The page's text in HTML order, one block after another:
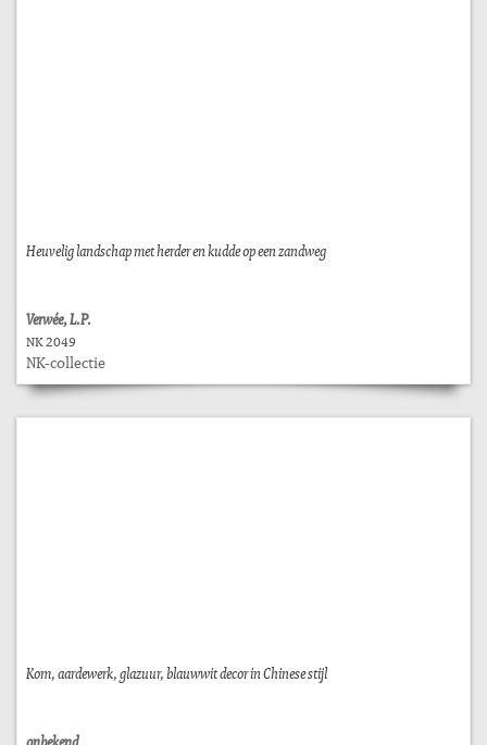
Heuvelig landschap met herder en kudde op een zandweg
Verwée, L.P.
NK 2049
NK-collectie
Kom, aardewerk, glazuur, blauwwit decor in Chinese stijl